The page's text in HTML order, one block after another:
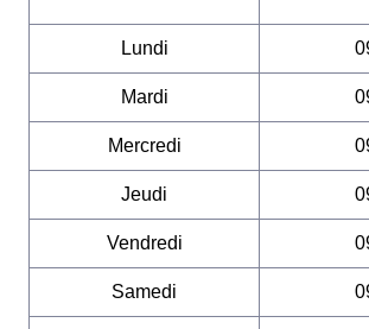
Lundi
Mardi
Mercredi
Jeudi
Vendredi
Samedi